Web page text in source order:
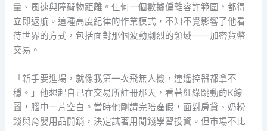
量、風速與障礙物距離。任何一個數據偏離容許範圍，都得
立即返航。這種高度紀律的作業模式，不知不覺影響了他看
待世界的方式，包括面對那個波動劇烈的領域——加密貨幣
交易。
「新手要進場，就像我第一次飛無人機，連遙控器都拿不
穩。」他想起自己在交易所註冊那天，看著紅綠跳動的K線
圖，腦中一片空白。當時他剛請完陪產假，面對房貸、奶粉
錢與育嬰用品開銷，決定試著用閒錢學習投資。但市場不比